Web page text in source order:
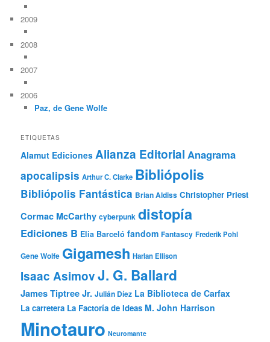
2009
2008
2007
2006
Paz, de Gene Wolfe
ETIQUETAS
Alamut Ediciones Alianza Editorial Anagrama
apocalipsis Arthur C. Clarke Bibliópolis
Bibliópolis Fantástica Brian Aldiss Christopher Priest
Cormac McCarthy cyberpunk distopía
Ediciones B Elia Barceló fandom Fantascy Frederik Pohl
Gene Wolfe Gigamesh Harlan Ellison
Isaac AsimovJ. G. Ballard
James Tiptree Jr. Julián Díez La Biblioteca de Carfax
La carretera La Factoría de Ideas M. John Harrison
Minotauro Neuromante